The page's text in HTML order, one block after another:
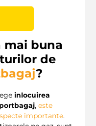
mai buna
de
?
inlocuirea
, este
importante.